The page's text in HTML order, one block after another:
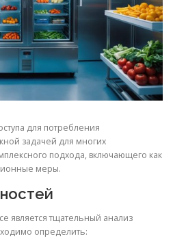
для потребления
задачей для многих
подхода, включающего как
меры.
является тщательный анализ
определить: